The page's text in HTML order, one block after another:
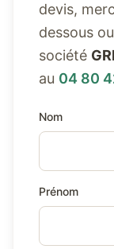
devis,
dessous
société
au 04 80
Nom
Prénom